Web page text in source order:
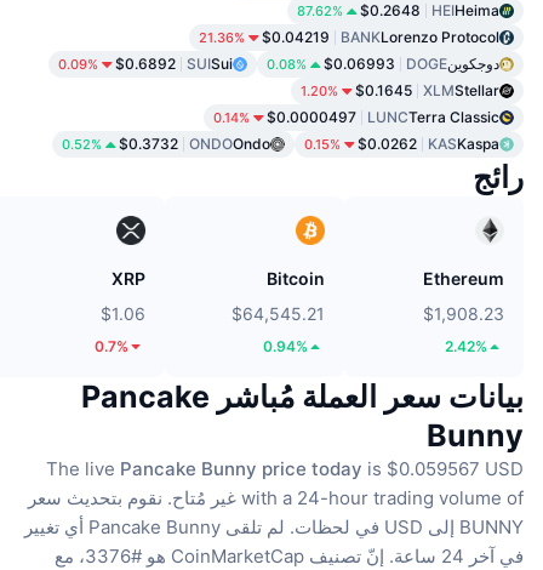
Heima
HEI
$0.2648
87.62%
Lorenzo Protocol
BANK
$0.04219
21.36%
دوجكوينDOGE
$0.06993
0.08%
Sui
SUI
$0.6892
0.09%
Stellar
XLM
$0.1645
1.20%
Terra Classic
LUNC
$0.0000497
0.14%
Kaspa
KAS
$0.0262
0.15%
Ondo
ONDO
$0.3732
0.52%
رائج
Ethereum
$1,908.23
2.42%
Bitcoin
$64,545.21
0.94%
XRP
$1.06
0.7%
بيانات سعر العملة مُباشر Pancake
Bunny
The live Pancake Bunny price today is $0.059567 USD
with a 24-hour trading volume of غير مُتاح.
نقوم بتحديث سعر
BUNNY إلى USD في لحظات.
لم تلقى Pancake Bunny أي تغيير
في آخر 24 ساعة.
إنّ تصنيف CoinMarketCap هو #3376، مع